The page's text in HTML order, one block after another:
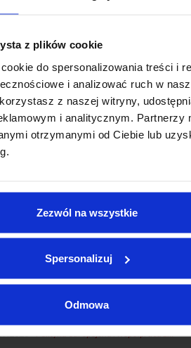
z plików cookie
do spersonalizowania treści i
i analizować ruch w
z naszej witryny,
i analitycznym. Partnerzy
otrzymanymi od Ciebie lub
Zezwól na wszystkie
Spersonalizuj
Odmowa
gmina Kotelva
partnera w Polsce
i
z Ukrainy -
jeszcze 6
samorządów-
Przemyśla
Polityka europejska i współpraca zagraniczna